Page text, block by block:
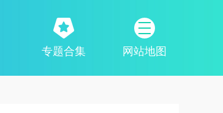
网站地图
专题合集